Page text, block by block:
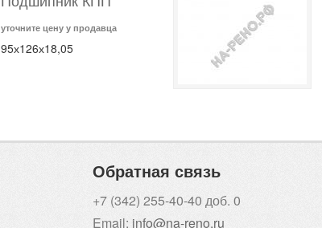
уточните цену у продавца
95х126х18,05
Обратная связь
+7 (342) 255-40-40 доб. 0
Email: info@na-reno.ru